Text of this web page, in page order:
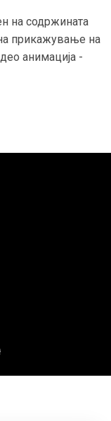
на содржината
прикажување на
анимација -